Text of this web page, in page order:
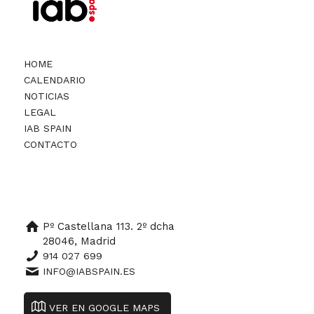
HOME
CALENDARIO
NOTICIAS
LEGAL
IAB SPAIN
CONTACTO
Pº Castellana 113. 2º dcha
28046, Madrid
914 027 699
INFO@IABSPAIN.ES
VER EN GOOGLE MAPS